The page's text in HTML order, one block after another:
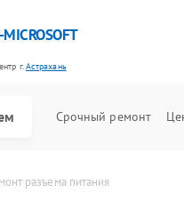
г.Астрахань
Срочный ремонт
разъема питания